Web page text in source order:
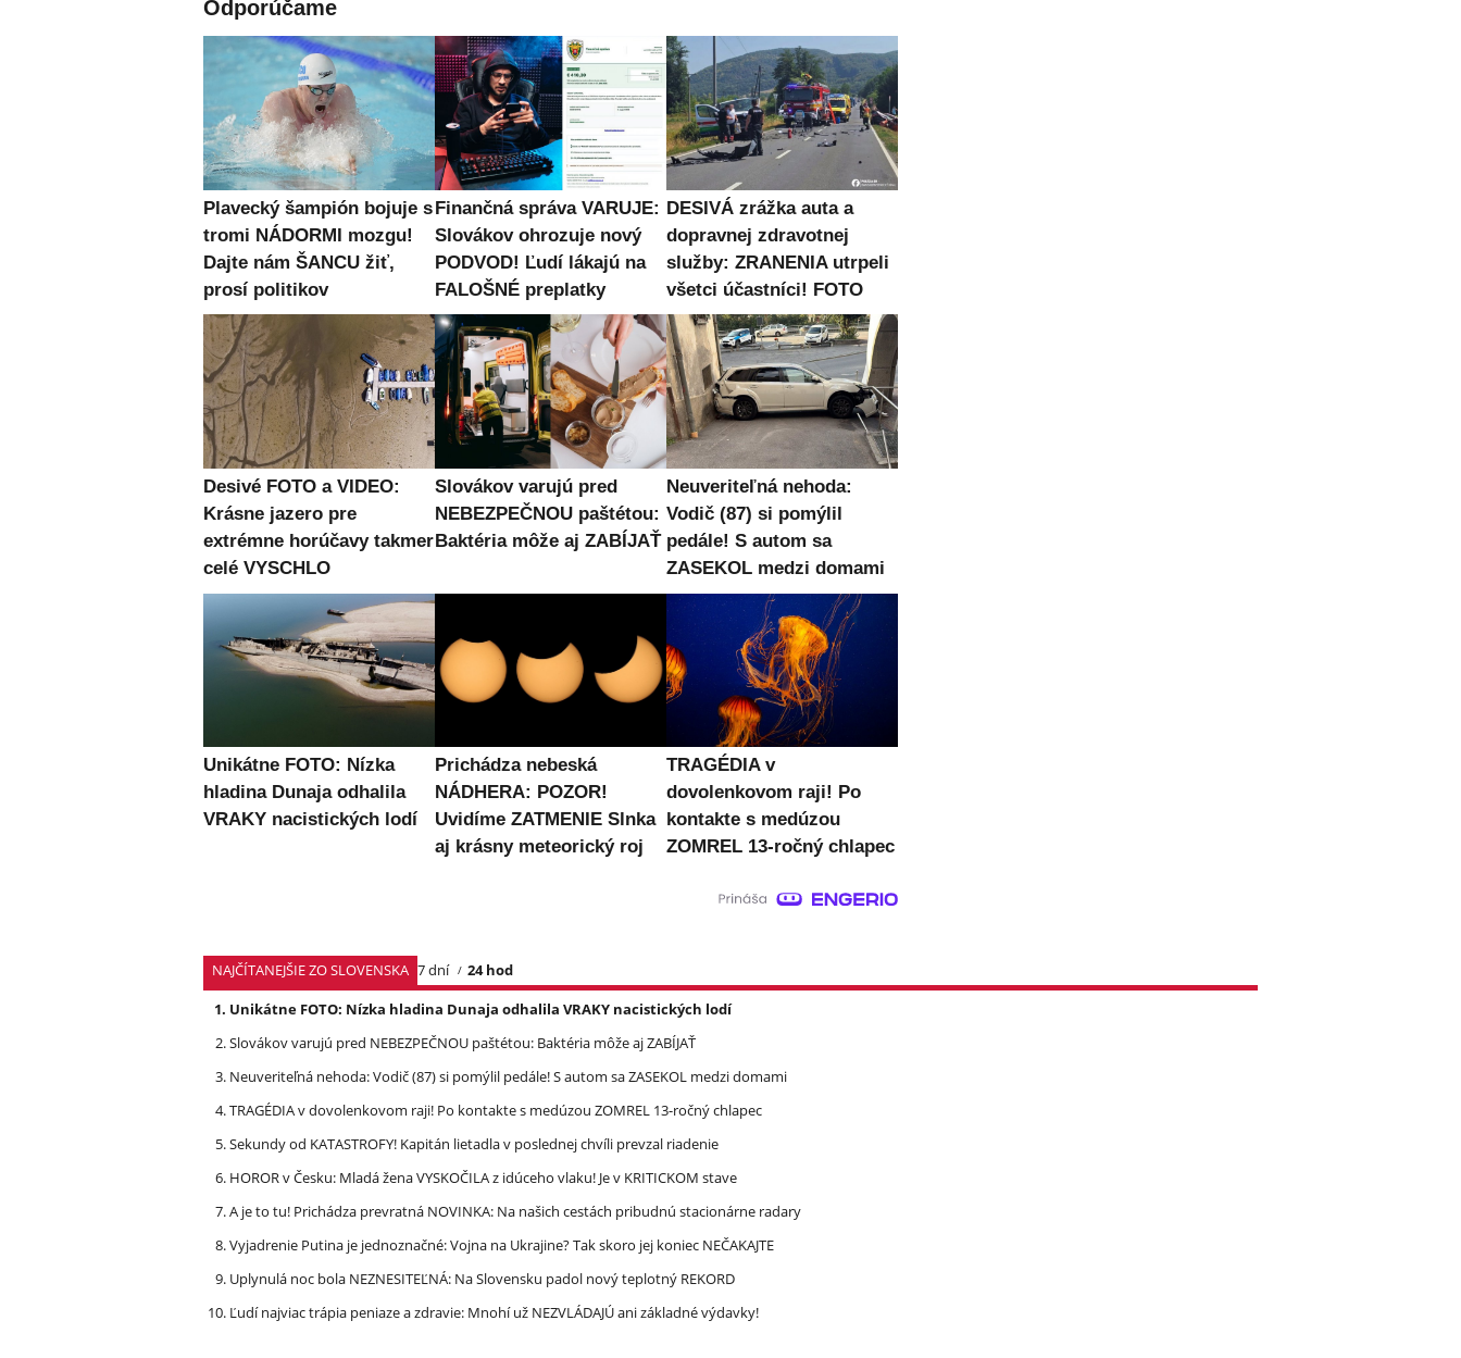
Odporúčame
Plavecký šampión bojuje s
tromi NÁDORMI mozgu!
Dajte nám ŠANCU žiť,
prosí politikov
Finančná správa VARUJE:
Slovákov ohrozuje nový
PODVOD! Ľudí lákajú na
FALOŠNÉ preplatky
DESIVÁ zrážka auta a
dopravnej zdravotnej
služby: ZRANENIA utrpeli
všetci účastníci! FOTO
Desivé FOTO a VIDEO:
Krásne jazero pre
extrémne horúčavy takmer
celé VYSCHLO
Slovákov varujú pred
NEBEZPEČNOU paštétou:
Baktéria môže aj ZABÍJAŤ
Neuveriteľná nehoda:
Vodič (87) si pomýlil
pedále! S autom sa
ZASEKOL medzi domami
Unikátne FOTO: Nízka
hladina Dunaja odhalila
VRAKY nacistických lodí
Prichádza nebeská
NÁDHERA: POZOR!
Uvidíme ZATMENIE Slnka
aj krásny meteorický roj
TRAGÉDIA v
dovolenkovom raji! Po
kontakte s medúzou
ZOMREL 13-ročný chlapec
NAJČÍTANEJŠIE ZO SLOVENSKA 7 dní
24 hod
Unikátne FOTO: Nízka hladina Dunaja odhalila VRAKY nacistických lodí
Slovákov varujú pred NEBEZPEČNOU paštétou: Baktéria môže aj ZABÍJAŤ
Neuveriteľná nehoda: Vodič (87) si pomýlil pedále! S autom sa ZASEKOL medzi domami
TRAGÉDIA v dovolenkovom raji! Po kontakte s medúzou ZOMREL 13-ročný chlapec
Sekundy od KATASTROFY! Kapitán lietadla v poslednej chvíli prevzal riadenie
HOROR v Česku: Mladá žena VYSKOČILA z idúceho vlaku! Je v KRITICKOM stave
A je to tu! Prichádza prevratná NOVINKA: Na našich cestách pribudnú stacionárne radary
Vyjadrenie Putina je jednoznačné: Vojna na Ukrajine? Tak skoro jej koniec NEČAKAJTE
Uplynulá noc bola NEZNESITEĽNÁ: Na Slovensku padol nový teplotný REKORD
Ľudí najviac trápia peniaze a zdravie: Mnohí už NEZVLÁDAJÚ ani základné výdavky!